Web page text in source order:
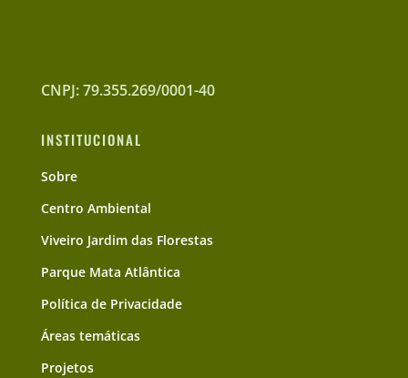
CNPJ: 79.355.269/0001-40
INSTITUCIONAL
Sobre
Centro Ambiental
Viveiro Jardim das Florestas
Parque Mata Atlântica
Política de Privacidade
Áreas temáticas
Projetos